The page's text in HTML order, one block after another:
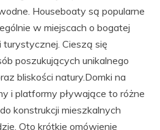
Houseboaty są popularne
w miejscach o bogatej
Cieszą się
poszukujących unikalnego
bliskości natury.Domki na
i platformy pływające to różne
konstrukcji mieszkalnych
Oto krótkie omówienie